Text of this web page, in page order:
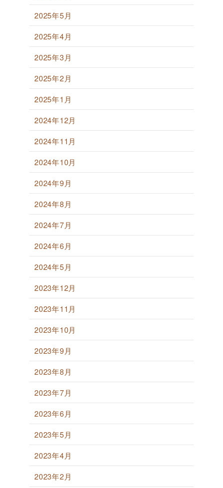
2025年5月
2025年4月
2025年3月
2025年2月
2025年1月
2024年12月
2024年11月
2024年10月
2024年9月
2024年8月
2024年7月
2024年6月
2024年5月
2023年12月
2023年11月
2023年10月
2023年9月
2023年8月
2023年7月
2023年6月
2023年5月
2023年4月
2023年2月